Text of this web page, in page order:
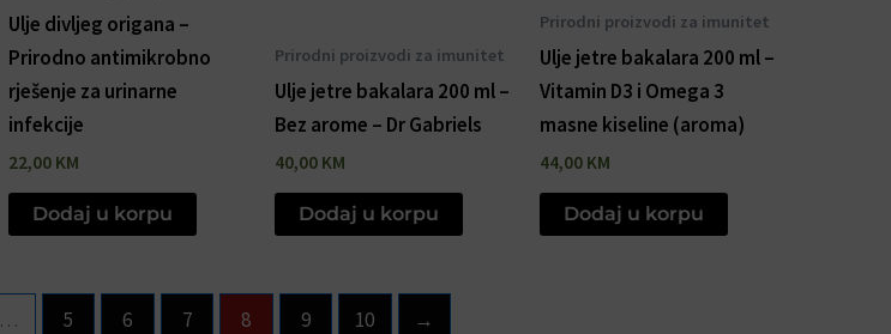
Ulje divljeg origana –
Prirodno antimikrobno
rješenje za urinarne
infekcije
22,00 KM
Dodaj u korpu
Prirodni proizvodi za imunitet
Ulje jetre bakalara 200 ml –
Bez arome – Dr Gabriels
40,00 KM
Dodaj u korpu
Prirodni proizvodi za imunitet
Ulje jetre bakalara 200 ml –
Vitamin D3 i Omega 3
masne kiseline (aroma)
44,00 KM
Dodaj u korpu
… 5 6 7 8 9 10 →